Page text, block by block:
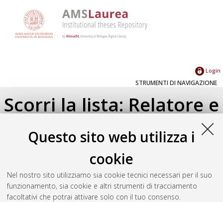
Questo sito web utilizza i
cookie
Nel nostro sito utilizziamo sia cookie tecnici necessari per il suo
funzionamento, sia cookie e altri strumenti di tracciamento
facoltativi che potrai attivare solo con il tuo consenso.
Login
STRUMENTI DI NAVIGAZIONE
Scorri la lista: Relatore e
Correlatore
Seleziona un valore dall'elenco sottostante.
2023(1)
2021(2)